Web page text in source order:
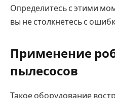
Определитесь с этими
вы не столкнетесь с
Применение
пылесосов
Такое оборудование